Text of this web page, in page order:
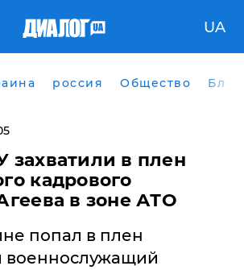
UA
россия Общество
захватили в плен
кадрового
в зоне АТО
попал в плен
военнослужащий